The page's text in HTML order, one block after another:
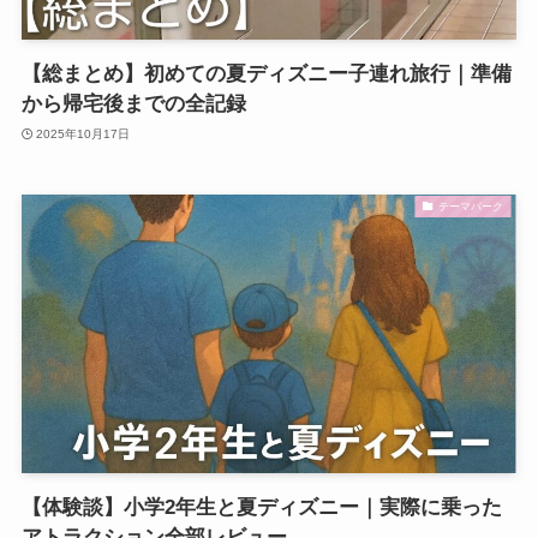
【総まとめ】初めての夏ディズニー子連れ旅行｜準備
から帰宅後までの全記録
2025年10月17日
テーマパーク
【体験談】小学2年生と夏ディズニー｜実際に乗った